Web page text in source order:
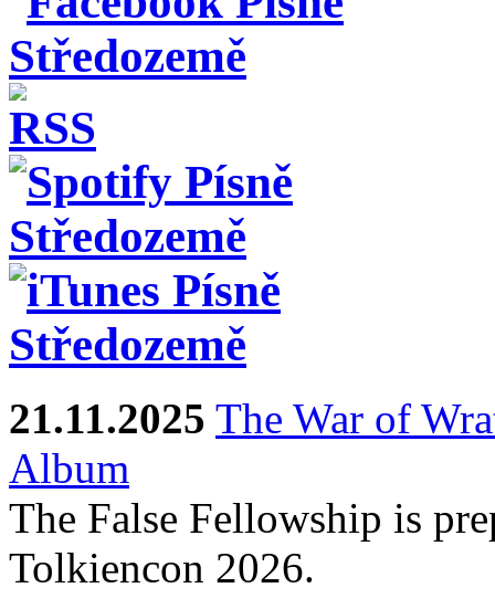
21.11.2025 The War of
Album
The False Fellowship is
Tolkiencon 2026.